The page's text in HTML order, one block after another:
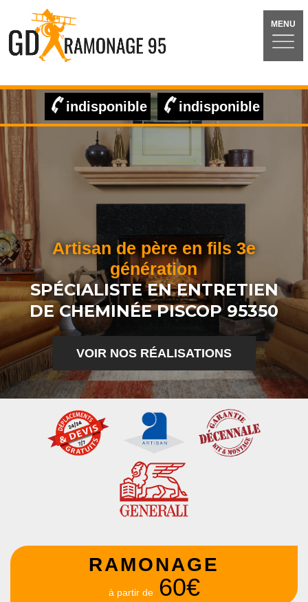
MENU
indisponible indisponible
Artisan de père en fils 3e
génération
SPÉCIALISTE EN ENTRETIEN
DE CHEMINÉE PISCOP 95350
VOIR NOS RÉALISATIONS
RAMONAGE
à partir de 60€